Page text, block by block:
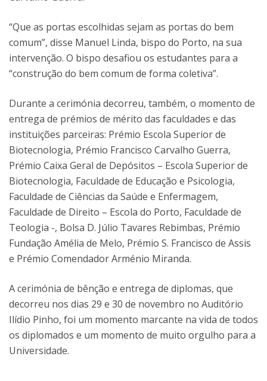
“Que as portas escolhidas sejam as portas do bem
comum”, disse Manuel Linda, bispo do Porto, na sua
intervenção. O bispo desafiou os estudantes para a
“construção do bem comum de forma coletiva”.
Durante a cerimónia decorreu, também, o momento de
entrega de prémios de mérito das faculdades e das
instituições parceiras: Prémio Escola Superior de
Biotecnologia, Prémio Francisco Carvalho Guerra,
Prémio Caixa Geral de Depósitos – Escola Superior de
Biotecnologia, Faculdade de Educação e Psicologia,
Faculdade de Ciências da Saúde e Enfermagem,
Faculdade de Direito – Escola do Porto, Faculdade de
Teologia -, Bolsa D. Júlio Tavares Rebimbas, Prémio
Fundação Amélia de Melo, Prémio S. Francisco de Assis
e Prémio Comendador Arménio Miranda.
A cerimónia de bênção e entrega de diplomas, que
decorreu nos dias 29 e 30 de novembro no Auditório
Ilídio Pinho, foi um momento marcante na vida de todos
os diplomados e um momento de muito orgulho para a
Universidade.